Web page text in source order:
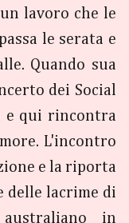
lavoro che le
le serata e
Quando sua
dei Social
e qui rincontra
L'incontro
e la riporta
delle lacrime di
in